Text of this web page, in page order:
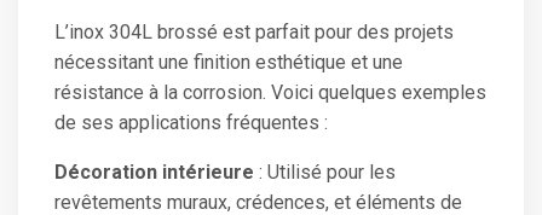
L’inox 304L brossé est parfait pour des projets
nécessitant une finition esthétique et une
résistance à la corrosion. Voici quelques exemples
de ses applications fréquentes :
Décoration intérieure : Utilisé pour les
revêtements muraux, crédences, et éléments de